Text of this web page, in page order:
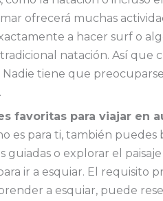
ofrecerá muchas
a hacer surf o
tradicional natación. Así
Nadie tiene que
favoritas para viajar en
es para ti, también
guiadas o explorar el
ir a esquiar. El requisito
a esquiar, puede